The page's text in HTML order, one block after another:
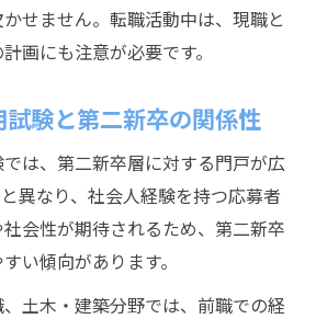
せません。転職活動中は、現職と
画にも注意が必要です。
験と第二新卒の関係性
は、第二新卒層に対する門戸が広
異なり、社会人経験を持つ応募者
会性が期待されるため、第二新卒
い傾向があります。
土木・建築分野では、前職での経